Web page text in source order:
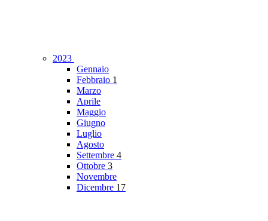
2023
Gennaio
Febbraio 1
Marzo
Aprile
Maggio
Giugno
Luglio
Agosto
Settembre 4
Ottobre 3
Novembre
Dicembre 17